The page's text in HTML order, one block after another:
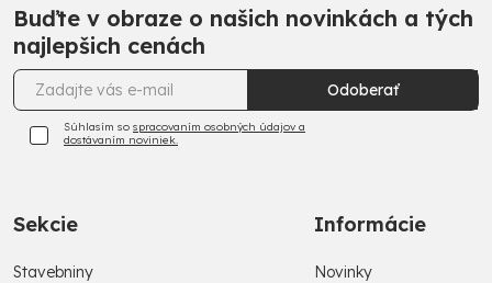
Buďte v obraze o našich novinkách a tých
najlepšich cenách
Odoberať
Súhlasím so spracovaním osobných údajov a
dostávaním noviniek.
Sekcie
Stavebniny
Informácie
Novinky